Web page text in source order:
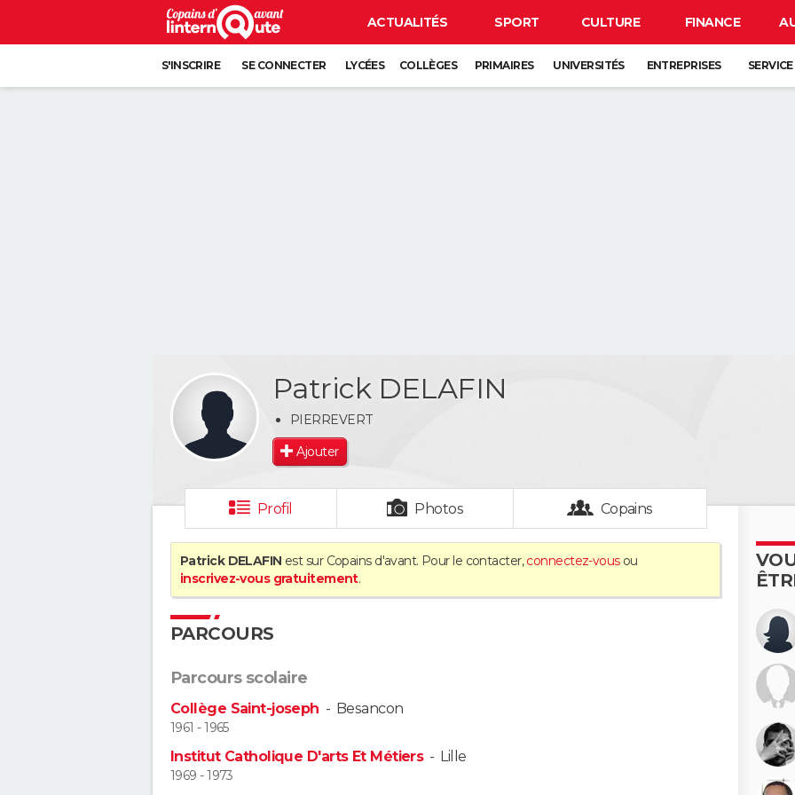
ACTUALITÉS SPORT CULTURE FINANCE
S'INSCRIRE SE CONNECTER LYCÉES COLLÈGES PRIMAIRES UNIVERSITÉS ENTREPRISES
Patrick DELAFIN
PIERREVERT
Ajouter
Profil Photos Copains
Patrick DELAFIN est sur Copains d'avant. Pour le contacter,connectez-vousou
inscrivez-vous gratuitement.
PARCOURS
Parcours scolaire
Collège Saint-joseph - Besancon
1961 - 1965
Institut Catholique D'arts Et Métiers- Lille
1969 - 1973